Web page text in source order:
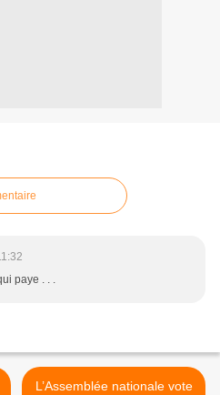
paye . . .
L’Assemblée nationale vote